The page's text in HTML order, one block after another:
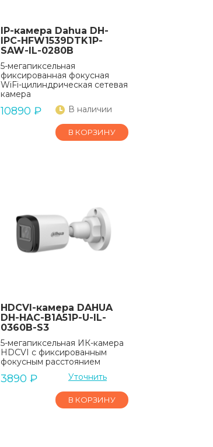
IP-камера Dahua DH-
IPC-HFW1539DTK1P-
SAW-IL-0280B
5-мегапиксельная
фиксированная фокусная
WiFi-цилиндрическая сетевая
камера
10890 ₽ В наличии
В КОРЗИНУ
HDCVI-камера DAHUA
DH-HAC-B1A51P-U-IL-
0360B-S3
5-мегапиксельная ИК-камера
HDCVI с фиксированным
фокусным расстоянием
3890 ₽ Уточнить
В КОРЗИНУ